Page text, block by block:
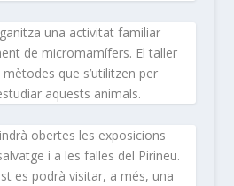
una activitat familiar
de micromamífers. El taller
que s’utilitzen per
aquests animals.
obertes les exposicions
i a les falles del Pirineu.
es podrà visitar, a més, una